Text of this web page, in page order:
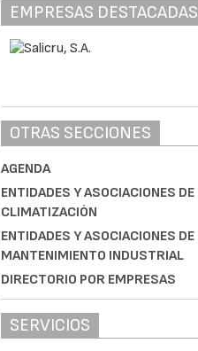
EMPRESAS DESTACADAS
OTRAS SECCIONES
AGENDA
ENTIDADES Y ASOCIACIONES DE
CLIMATIZACIÓN
ENTIDADES Y ASOCIACIONES DE
MANTENIMIENTO INDUSTRIAL
DIRECTORIO POR EMPRESAS
SERVICIOS